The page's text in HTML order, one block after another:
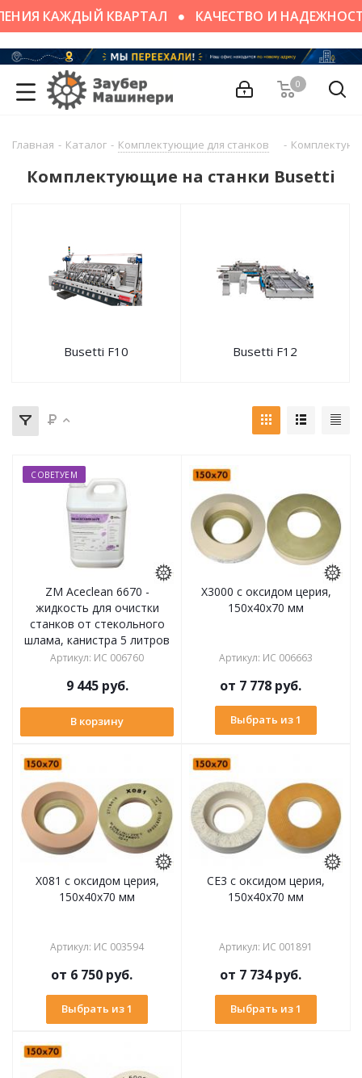
КАЖДЫЙ КВАРТАЛ КАЧЕСТВО И
0
Главная - Каталог - Комплектующие для станков -
Комплектующие на станки Busetti
Busetti F10 Busetti F12
СОВЕТУЕМ
ZM Aceclean 6670 -
жидкость для очистки
станков от стекольного
шлама, канистра 5 литров
Артикул: ИС 006760
9 445руб.
В корзину
X3000 с оксидом церия,
150х40х70 мм
Артикул: ИС 006663
от 7 778 руб.
Выбрать из 1
X081 с оксидом церия,
150х40х70 мм
Артикул: ИС 003594
от 6 750 руб.
Выбрать из 1
CE3 с оксидом церия,
150х40х70 мм
Артикул: ИС 001891
от 7 734 руб.
Выбрать из 1